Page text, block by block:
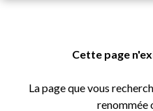
Cette page
La page que vous
renommée